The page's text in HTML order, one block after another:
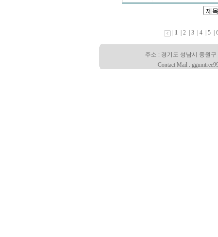
1| 2| 3| 4| 5|
주소 : 경기도 성남시 중원
Contact Mail :